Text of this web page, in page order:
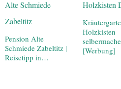
Pension Alte
Schmiede Zabeltitz |
Reisetipp in…
Holzkisten
[Werbung]